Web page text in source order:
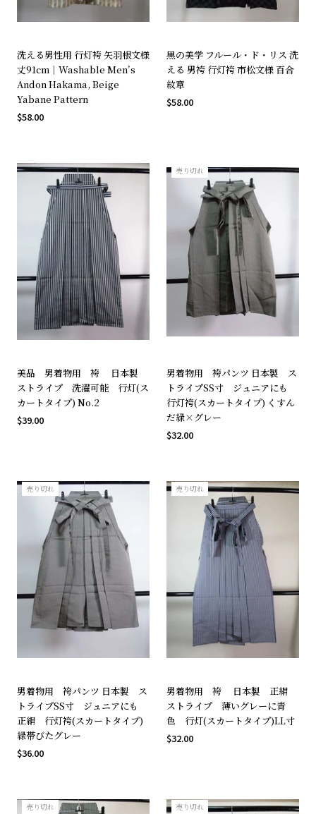
洗える男性用 行灯袴 矢羽根文様
丈91cm｜Washable Men’s
Andon Hakama, Beige
Yabane Pattern
$58.00
黒の美学 フルール・ド・リス 洗
える 男袴 行灯袴 市松文様 百合
紋章
$58.00
美品 男着物用 袴 日本製
ストライプ 洗濯可能 行灯(ス
カートタイプ) No.2
$39.00
売り切れ
男着物用 袴パンツ 日本製 ス
トライプSS寸 ジュニアにも
行灯袴(スカートタイプ) くすん
だ緑×グレー
$32.00
売り切れ
男着物用 袴パンツ 日本製 ス
トライプSS寸 ジュニアにも
正絹 行灯袴(スカートタイプ)
緑帯びたグレー
$36.00
売り切れ
男着物用 袴 日本製 正絹
ストライプ 薄いグレーに青
色 行灯(スカートタイプ)LL寸
$32.00
売り切れ 売り切れ